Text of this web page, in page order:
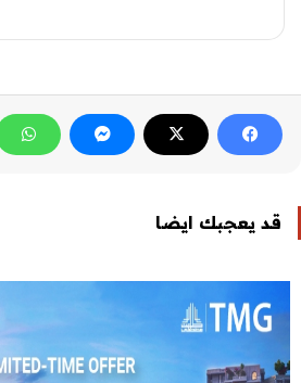
قد يعجبك ايضا